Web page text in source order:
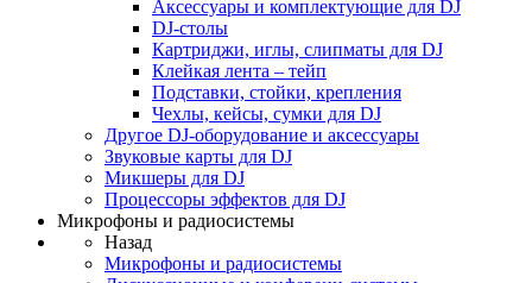
Аксессуары и комплектующие для DJ
DJ-столы
Картриджи, иглы, слипматы для DJ
Клейкая лента – тейп
Подставки, стойки, крепления
Чехлы, кейсы, сумки для DJ
Другое DJ-оборудование и аксессуары
Звуковые карты для DJ
Микшеры для DJ
Процессоры эффектов для DJ
Микрофоны и радиосистемы
Назад
Микрофоны и радиосистемы